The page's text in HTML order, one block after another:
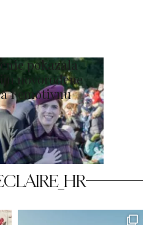
pokazala
novorođene
i emotivnu